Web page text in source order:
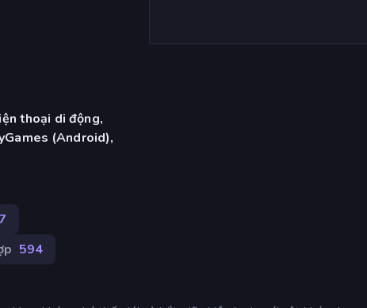
thoại di động,
(Android),
594